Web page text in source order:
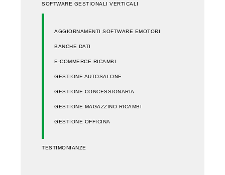
SOFTWARE GESTIONALI VERTICALI
AGGIORNAMENTI SOFTWARE EMOTORI
BANCHE DATI
E-COMMERCE RICAMBI
GESTIONE AUTOSALONE
GESTIONE CONCESSIONARIA
GESTIONE MAGAZZINO RICAMBI
GESTIONE OFFICINA
TESTIMONIANZE